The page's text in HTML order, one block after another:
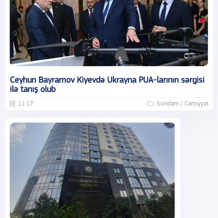
Ceyhun Bayramov Kiyevdə Ukrayna PUA-larının sərgisi
ilə tanış olub
11:17 Gündəm / Cəmiyyət